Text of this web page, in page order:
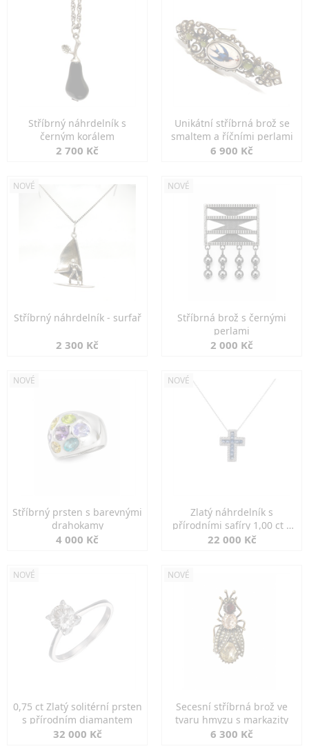
Stříbrný náhrdelník s
černým korálem
2 700 Kč
Unikátní stříbrná brož se
smaltem a říčními perlami
6 900 Kč
NOVÉ
Stříbrný náhrdelník - surfař
2 300 Kč
NOVÉ
Stříbrná brož s černými
perlami
2 000 Kč
NOVÉ
Stříbrný prsten s barevnými
drahokamy
4 000 Kč
NOVÉ
Zlatý náhrdelník s
přírodními safíry 1,00 ct a
diamanty
22 000 Kč
NOVÉ
0,75 ct Zlatý solitérní prsten
s přírodním diamantem
32 000 Kč
NOVÉ
Secesní stříbrná brož ve
tvaru hmyzu s markazity
6 300 Kč